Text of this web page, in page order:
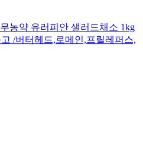
농약 유러피안 샐러드채소 1kg
/버터헤드,로메인,프릴레퍼스,